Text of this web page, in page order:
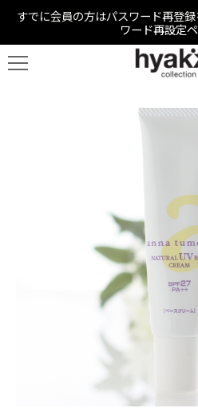
すでに会員の方はパスワード再登録
ワード再設定